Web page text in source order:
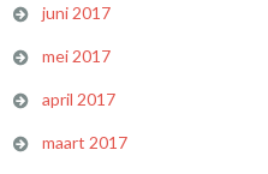
juni 2017
mei 2017
april 2017
maart 2017